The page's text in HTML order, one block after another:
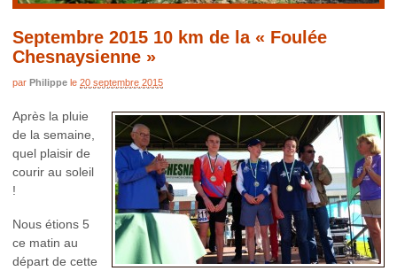
Septembre 2015 10 km de la « Foulée
Chesnaysienne »
par Philippe le 20 septembre 2015
Après la pluie
de la semaine,
quel plaisir de
courir au soleil
!
Nous étions 5
ce matin au
départ de cette